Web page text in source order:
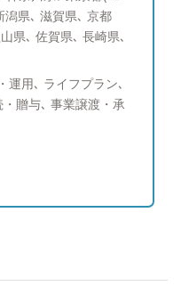
まれてきた人生やご
ことが多くございま
ルアドバイザーの仕
案内するだけでな
ったうえで長く寄り
手になることが一番
金のことだけでなく
ありたいと思ってい
切なことです。 ま
、証券・保険・不動
独立させてサポート
潟県､ 滋賀県､ 京都
県､ 佐賀県､ 長崎県､
運用､ ライフプラン､
贈与､ 事業譲渡・承